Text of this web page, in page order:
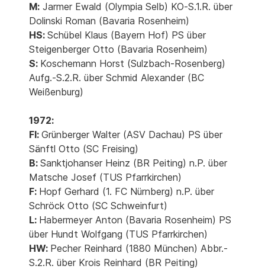
M: Jarmer Ewald (Olympia Selb) KO-S.1.R. über
Dolinski Roman (Bavaria Rosenheim)
HS: Schübel Klaus (Bayern Hof) PS über
Steigenberger Otto (Bavaria Rosenheim)
S: Koschemann Horst (Sulzbach-Rosenberg)
Aufg.-S.2.R. über Schmid Alexander (BC
Weißenburg)
1972:
Fl: Grünberger Walter (ASV Dachau) PS über
Sänftl Otto (SC Freising)
B: Sanktjohanser Heinz (BR Peiting) n.P. über
Matsche Josef (TUS Pfarrkirchen)
F: Hopf Gerhard (1. FC Nürnberg) n.P. über
Schröck Otto (SC Schweinfurt)
L: Habermeyer Anton (Bavaria Rosenheim) PS
über Hundt Wolfgang (TUS Pfarrkirchen)
HW: Pecher Reinhard (1880 München) Abbr.-
S.2.R. über Krois Reinhard (BR Peiting)